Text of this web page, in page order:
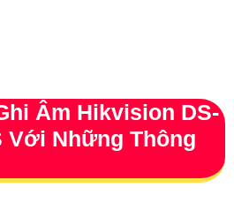
Âm Hikvision DS-
Với Những Thông